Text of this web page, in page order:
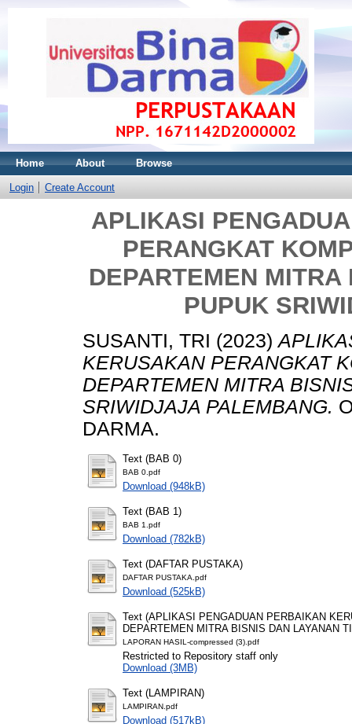
Home About Browse
Login Create Account
APLIKASI
PERANGKAT
DEPARTEMEN
PUPUK
SUSANTI, TRI (2023)
KERUSAKAN PERANGKAT
DEPARTEMEN MITRA
SRIWIDJAJA PALEMBANG.
DARMA.
Text (BAB 0)
BAB 0.pdf
Download (948kB)
Text (BAB 1)
BAB 1.pdf
Download (782kB)
Text (DAFTAR PUSTAKA)
DAFTAR PUSTAKA.pdf
Download (525kB)
Text (APLIKASI PENGADUAN PERBAIKAN
DEPARTEMEN MITRA BISNIS DAN LAYANAN
LAPORAN HASIL-compressed (3).pdf
Restricted to Repository staff only
Download (3MB)
Text (LAMPIRAN)
LAMPIRAN.pdf
Download (517kB)